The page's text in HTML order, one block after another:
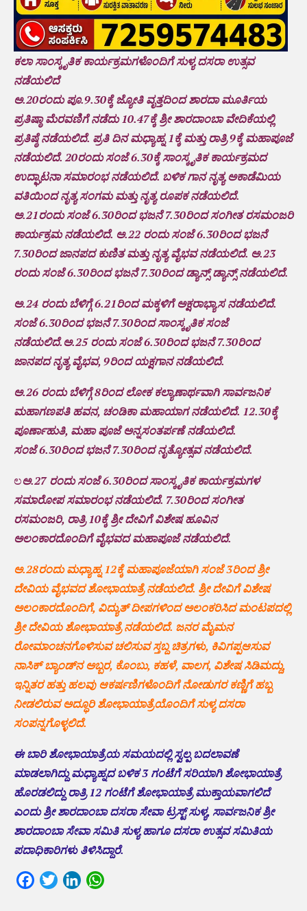
ಕಲಾ ಸಾಂಸ್ಕೃತಿಕ ಕಾರ್ಯಕ್ರಮಗಳೊಂದಿಗೆ ಸುಳ್ಯ ದಸರಾ ಉತ್ಸವ
ನಡೆಯಲಿದೆ
ಅ.20ರಂದು ಪೂ.9.30ಕ್ಕೆ ಜ್ಯೋತಿ ವೃತ್ತದಿಂದ ಶಾರದಾ ಮೂರ್ತಿಯ
ಪ್ರತಿಷ್ಠಾ ಮೆರವಣಿಗೆ ನಡೆದು 10.47ಕ್ಕೆ ಶ್ರೀ ಶಾರದಾಂಬಾ ವೇದಿಕೆಯಲ್ಲಿ
ಪ್ರತಿಷ್ಠೆ ನಡೆಯಲಿದೆ‌. ಪ್ರತಿ ದಿನ ಮಧ್ಯಾಹ್ನ 1ಕ್ಕೆ ಮತ್ತು ರಾತ್ರಿ 9ಕ್ಕೆ ಮಹಾಪೂಜೆ
ನಡೆಯಲಿದೆ‌. 20ರಂದು ಸಂಜೆ 6.30ಕ್ಕೆ ಸಾಂಸ್ಕೃತಿಕ ಕಾರ್ಯಕ್ರಮದ
ಉದ್ಘಾಟನಾ ಸಮಾರಂಭ ನಡೆಯಲಿದೆ. ಬಳಿಕ ಗಾನ ನೃತ್ಯ ಅಕಾಡೆಮಿಯ
ವತಿಯಿಂದ ನೃತ್ಯ ಸಂಗಮ ಮತ್ತು ನೃತ್ಯ ರೂಪಕ ನಡೆಯಲಿದೆ.
ಅ.21ರಂದು ಸಂಜೆ 6.30ರಿಂದ ಭಜನೆ 7.30ರಿಂದ ಸಂಗೀತ ರಸಮಂಜರಿ
ಕಾರ್ಯಕ್ರಮ ನಡೆಯಲಿದೆ. ಅ.22 ರಂದು ಸಂಜೆ 6.30ರಿಂದ ಭಜನೆ
7.30ರಿಂದ ಜಾನಪದ ಕುಣಿತ ಮತ್ತು ನೃತ್ಯ ವೈಭವ ನಡೆಯಲಿದೆ. ಅ.23
ರಂದು ಸಂಜೆ 6.30ರಿಂದ ಭಜನೆ 7.30ರಿಂದ ಡ್ಯಾನ್ಸ್ ಡ್ಯಾನ್ಸ್ ನಡೆಯಲಿದೆ.
ಅ.24 ರಂದು ಬೆಳಿಗ್ಗೆ 6.21ರಿಂದ ಮಕ್ಕಳಿಗೆ ಅಕ್ಷರಾಭ್ಯಾಸ ನಡೆಯಲಿದೆ.
ಸಂಜೆ 6.30ರಿಂದ ಭಜನೆ 7.30ರಿಂದ ಸಾಂಸ್ಕೃತಿಕ ಸಂಜೆ
ನಡೆಯಲಿದೆ.ಅ.25 ರಂದು ಸಂಜೆ 6.30ರಿಂದ ಭಜನೆ 7.30ರಿಂದ
ಜಾನಪದ ನೃತ್ಯ ವೈಭವ, 9ರಿಂದ ಯಕ್ಷಗಾನ ನಡೆಯಲಿದೆ.
ಅ.26 ರಂದು ಬೆಳಿಗ್ಗೆ 8ರಿಂದ ಲೋಕ ಕಲ್ಯಾಣಾರ್ಥವಾಗಿ ಸಾರ್ವಜನಿಕ
ಮಹಾಗಣಪತಿ ಹವನ, ಚಂಡಿಕಾ ಮಹಾಯಾಗ ನಡೆಯಲಿದೆ‌. 12.30ಕ್ಕೆ
ಪೂರ್ಣಾಹುತಿ, ಮಹಾ ಪೂಜೆ ಅನ್ನಸಂತರ್ಪಣೆ ನಡೆಯಲಿದೆ.
ಸಂಜೆ 6.30ರಿಂದ ಭಜನೆ 7.30ರಿಂದ ನೃತ್ಯೋತ್ಸವ ನಡೆಯಲಿದೆ.
ಲಅ.27 ರಂದು ಸಂಜೆ 6.30ರಿಂದ ಸಾಂಸ್ಕೃತಿಕ ಕಾರ್ಯಕ್ರಮಗಳ
ಸಮಾರೋಪ ಸಮಾರಂಭ ನಡೆಯಲಿದೆ. 7.30ರಿಂದ ಸಂಗೀತ
ರಸಮಂಜರಿ, ರಾತ್ರಿ 10ಕ್ಕೆ ಶ್ರೀ ದೇವಿಗೆ ವಿಶೇಷ ಹೂವಿನ
ಅಲಂಕಾರದೊಂದಿಗೆ ವೈಭವದ ಮಹಾಪೂಜೆ ನಡೆಯಲಿದೆ.
ಅ.28ರಂದು ಮಧ್ಯಾಹ್ನ 12ಕ್ಕೆ ಮಹಾಪೂಜೆಯಾಗಿ ಸಂಜೆ 3ರಿಂದ ಶ್ರೀ
ದೇವಿಯ ವೈಭವದ ಶೋಭಾಯಾತ್ರೆ ನಡೆಯಲಿದೆ. ಶ್ರೀ ದೇವಿಗೆ ವಿಶೇಷ
ಅಲಂಕಾರದೊಂದಿಗೆ, ವಿದ್ಯುತ್ ದೀಪಗಳಿಂದ ಅಲಂಕರಿಸಿದ ಮಂಟಪದಲ್ಲಿ
ಶ್ರೀ ದೇವಿಯ ಶೋಭಾಯಾತ್ರೆ ನಡೆಯಲಿದೆ. ಜನರ ಮೈಮನ
ರೋಮಾಂಚನಗೊಳಿಸುವ ಚಲಿಸುವ ಸ್ತಬ್ದ ಚಿತ್ರಗಳು, ಕಿವಿಗಪ್ಪಆಸುವ
ನಾಸಿಕ್ ಬ್ಯಾಂಡ್‌ನ ಅಬ್ಬರ, ಕೊಂಬು, ಕಹಳೆ, ವಾಲಗ, ವಿಶೇಷ ಸಿಡಿಮದ್ದು,
ಇನ್ನಿತರ ಹತ್ತು ಹಲವು ಆಕರ್ಷಣಿಗಳೊಂದಿಗೆ ನೋಡುಗರ ಕಣ್ಣಿಗೆ ಹಬ್ಬ
ನೀಡಲಿರುವ ಅದ್ಧೂರಿ ಶೋಭಾಯಾತ್ರೆಯೊಂದಿಗೆ ಸುಳ್ಯ ದಸರಾ
ಸಂಪನ್ನಗೊಳ್ಳಲಿದೆ.
ಈ ಬಾರಿ ಶೋಭಾಯಾತ್ರೆಯ ಸಮಯದಲ್ಲಿ ಸ್ವಲ್ಪ ಬದಲಾವಣೆ
ಮಾಡಲಾಗಿದ್ದು ಮಧ್ಯಾಹ್ನದ ಬಳಿಕ 3 ಗಂಟೆಗೆ ಸರಿಯಾಗಿ ಶೋಭಾಯಾತ್ರೆ
ಹೊರಡಲಿದ್ದು ರಾತ್ರಿ 12 ಗಂಟೆಗೆ ಶೋಭಾಯಾತ್ರೆ ಮುಕ್ತಾಯವಾಗಲಿದೆ
ಎಂದು ಶ್ರೀ ಶಾರದಾಂಬಾ ದಸರಾ ಸೇವಾ ಟ್ರಸ್ಟ್ ಸುಳ್ಯ, ಸಾರ್ವಜನಿಕ ಶ್ರೀ
ಶಾರದಾಂಬಾ ಸೇವಾ ಸಮಿತಿ ಸುಳ್ಯ ಹಾಗೂ ದಸರಾ ಉತ್ಸವ ಸಮಿತಿಯ
ಪದಾಧಿಕಾರಿಗಳು ತಿಳಿಸಿದ್ದಾರೆ.
FacebookTwitterLinkedIn